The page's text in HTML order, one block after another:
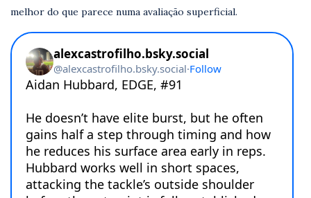
melhor do que parece numa avaliação superficial.